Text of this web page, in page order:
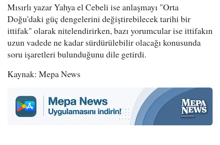
Mısırlı yazar Yahya el Cebeli ise anlaşmayı "Orta
Doğu'daki güç dengelerini değiştirebilecek tarihi bir
ittifak" olarak nitelendirirken, bazı yorumcular ise ittifakın
uzun vadede ne kadar sürdürülebilir olacağı konusunda
soru işaretleri bulunduğunu dile getirdi.
Kaynak: Mepa News